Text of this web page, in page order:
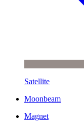
Satellite
Moonbeam
Magnet